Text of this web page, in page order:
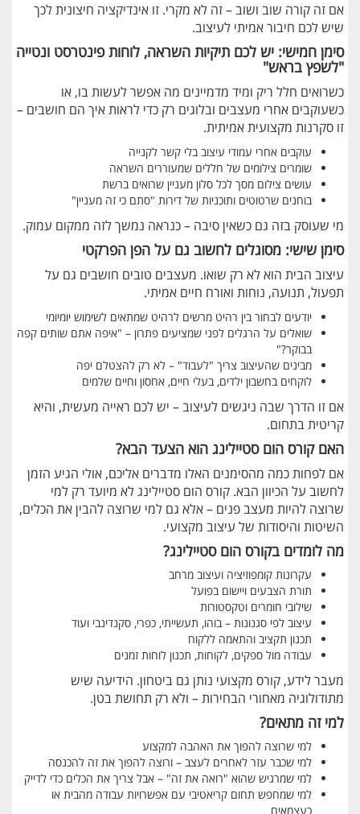
אם זה קורה שוב ושוב – זה לא מקרי. זו אינדיקציה חיצונית לכך
שיש לכם חיבור אמיתי לעיצוב.
סימן חמישי: יש לכם תיקיות השראה, לוחות פינטרסט ונטייה
"לשפץ בראש"
כשרואים חלל ריק ומיד מדמיינים מה אפשר לעשות בו, או
כשעוקבים אחרי מעצבים ובלוגים רק כדי לראות איך הם חושבים –
זו סקרנות מקצועית אמיתית.
עוקבים אחרי עמודי עיצוב בלי קשר לקנייה
שומרים צילומים של חללים שמעוררים השראה
עושים צילום מסך לכל סלון מעניין שרואים ברשת
בוחנים שרטוטים ותוכניות של דירות "סתם כי זה מעניין"
מי שעוסק בזה גם כשאין סיבה – כנראה נמשך לזה ממקום עמוק.
סימן שישי: מסוגלים לחשוב גם על הפן הפרקטי
עיצוב הבית הוא לא רק שואו. מעצבים טובים חושבים גם על
תפעול, תנועה, נוחות ואורח חיים אמיתי.
יודעים לבחור בין רהיט מרשים לרהיט שמתאים לשימוש יומיומי
שואלים על הרגלים לפני שמציעים פתרון – "איפה אתם שותים קפה
בבוקר?"
מבינים שהעיצוב צריך "לעבוד" – לא רק להצטלם יפה
לוקחים בחשבון ילדים, בעלי חיים, אחסון וחיים שלמים
אם זו הדרך שבה ניגשים לעיצוב – יש לכם ראייה מעשית, והיא
קריטית בתחום.
האם קורס הום סטיילינג הוא הצעד הבא?
אם לפחות כמה מהסימנים האלו מדברים אליכם, אולי הגיע הזמן
לחשוב על הכיוון הבא. קורס הום סטיילינג לא מיועד רק למי
שרוצה להיות מעצב פנים – אלא גם למי שרוצה להבין את הכלים,
השיטות והיסודות של עיצוב מקצועי.
מה לומדים בקורס הום סטיילינג?
עקרונות קומפוזיציה ועיצוב מרחב
תורת הצבעים ויישום בפועל
שילובי חומרים וטקסטורות
עיצוב לפי סגנונות – בוהו, תעשייתי, כפרי, סקנדינבי ועוד
תכנון תקציב והתאמה ללקוח
עבודה מול ספקים, לקוחות, תכנון לוחות זמנים
מעבר לידע, קורס מקצועי נותן גם ביטחון. הידיעה שיש
מתודולוגיה מאחורי הבחירות – ולא רק תחושת בטן.
למי זה מתאים?
למי שרוצה להפוך את האהבה למקצוע
למי שכבר עזר לאחרים לעצב – ורוצה להפוך את זה להכנסה
למי שמרגיש שהוא "רואה את זה" – אבל צריך את הכלים כדי לדייק
למי שמחפש תחום קריאטיבי עם אפשרויות עבודה מהבית או
כעצמאים